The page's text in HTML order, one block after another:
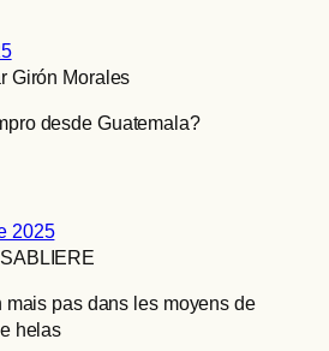
Girón Morales
desde Guatemala?
2025
mais pas dans les moyens de
helas